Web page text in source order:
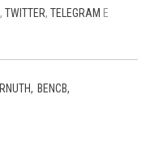
, TWITTER, TELEGRAM E
BENCB